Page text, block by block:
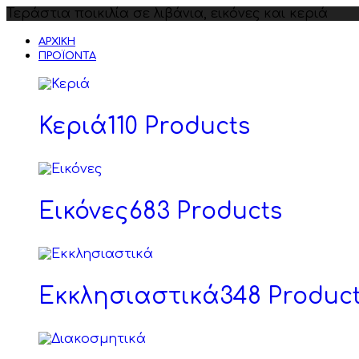
Τεράστια ποικιλία σε λιβάνια, εικόνες και κεριά
ΑΡΧΙΚΉ
ΠΡΟΪΌΝΤΑ
Κεριά110 Products
Εικόνες683 Products
Εκκλησιαστικά348